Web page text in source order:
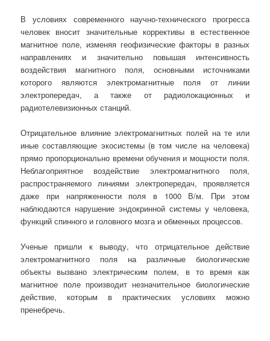
В условиях современного научно-технического прогресса
человек вносит значительные коррективы в естественное
магнитное поле, изменяя геофизические факторы в разных
направлениях и значительно повышая интенсивность
воздействия магнитного поля, основными источниками
которого являются электромагнитные поля от линии
электропередач, а также от радиолокационных и
радиотелевизионных станций.
Отрицательное влияние электромагнитных полей на те или
иные составляющие экосистемы (в том числе на человека)
прямо пропорционально времени обучения и мощности поля.
Неблагоприятное воздействие электромагнитного поля,
распространяемого линиями электропередач, проявляется
даже при напряженности поля в 1000 В/м. При этом
наблюдаются нарушение эндокринной системы у человека,
функций спинного и головного мозга и обменных процессов.
Ученые пришли к выводу, что отрицательное действие
электромагнитного поля на различные биологические
объекты вызвано электрическим полем, в то время как
магнитное поле производит незначительное биологические
действие, которым в практических условиях можно
пренебречь.